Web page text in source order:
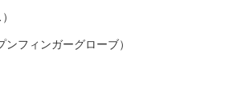
フィンガーグローブ）